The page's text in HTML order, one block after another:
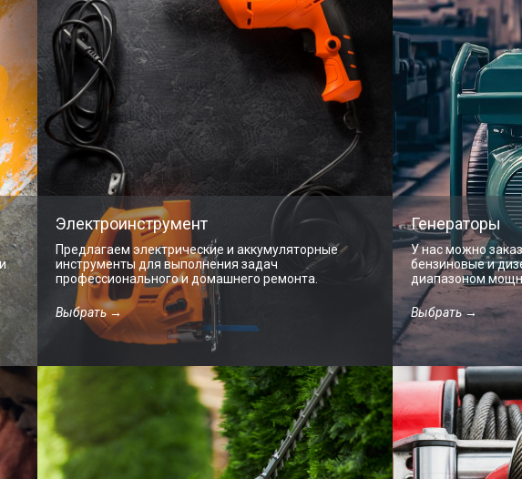
Электроинструмент
Предлагаем электрические и аккумуляторные
инструменты для выполнения задач
профессионального и домашнего ремонта.
Выбрать →
Генераторы
У нас можно
бензиновые и
диапазоном
Выбрать →